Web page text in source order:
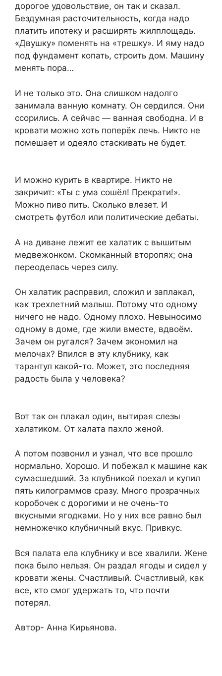
дорогое удовольствие, он так и сказал.
Бездумная расточительность, когда надо
платить ипотеку и расширять жилплощадь.
«Двушку» поменять на «трешку». И яму надо
под фундамент копать, строить дом. Машину
менять пора…
И не только это. Она слишком надолго
занимала ванную комнату. Он сердился. Они
ссорились. А сейчас — ванная свободна. И в
кровати можно хоть поперёк лечь. Никто не
помешает и одеяло стаскивать не будет.
И можно курить в квартире. Никто не
закричит: «Ты с ума сошёл! Прекрати!».
Можно пиво пить. Сколько влезет. И
смотреть футбол или политические дебаты.
А на диване лежит ее халатик с вышитым
медвежонком. Скомканный второпях; она
переоделась через силу.
Он халатик расправил, сложил и заплакал,
как трехлетний малыш. Потому что одному
ничего не надо. Одному плохо. Невыносимо
одному в доме, где жили вместе, вдвоём.
Зачем он ругался? Зачем экономил на
мелочах? Впился в эту клубнику, как
тарантул какой-то. Может, это последняя
радость была у человека?
Вот так он плакал один, вытирая слезы
халатиком. От халата пахло женой.
А потом позвонил и узнал, что все прошло
нормально. Хорошо. И побежал к машине как
сумасшедший. За клубникой поехал и купил
пять килограммов сразу. Много прозрачных
коробочек с дорогими и не очень-то
вкусными ягодками. Но у них все равно был
немножечко клубничный вкус. Привкус.
Вся палата ела клубнику и все хвалили. Жене
пока было нельзя. Он раздал ягоды и сидел у
кровати жены. Счастливый. Счастливый, как
все, кто смог удержать то, что почти
потерял.
Автор- Анна Кирьянова.